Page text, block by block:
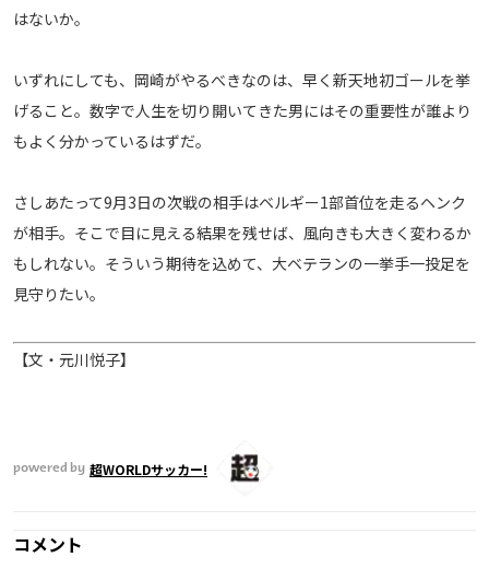
はないか。
いずれにしても、岡崎がやるべきなのは、早く新天地初ゴールを挙
げること。数字で人生を切り開いてきた男にはその重要性が誰より
もよく分かっているはずだ。
さしあたって9月3日の次戦の相手はベルギー1部首位を走るヘンク
が相手。そこで目に見える結果を残せば、風向きも大きく変わるか
もしれない。そういう期待を込めて、大ベテランの一挙手一投足を
見守りたい。
【文・元川悦子】
powered by 超WORLDサッカー!
コメント